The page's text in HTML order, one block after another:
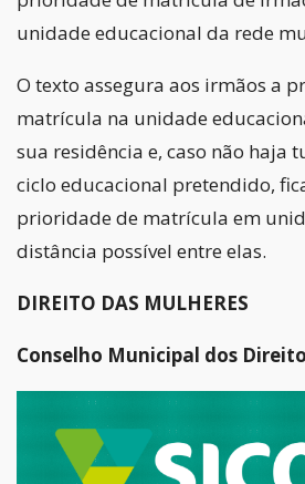
unidade educacional da rede
O texto assegura aos irmãos a
matrícula na unidade
sua residência e, caso não haja
ciclo educacional pretendido,
prioridade de matrícula em
distância possível entre elas.
DIREITO DAS MULHERES
Conselho Municipal dos